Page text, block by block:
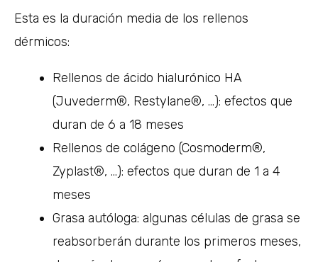
Esta es la duración media de los rellenos
dérmicos:
Rellenos de ácido hialurónico HA
(Juvederm®, Restylane®, …): efectos que
duran de 6 a 18 meses
Rellenos de colágeno (Cosmoderm®,
Zyplast®, …): efectos que duran de 1 a 4
meses
Grasa autóloga: algunas células de grasa se
reabsorberán durante los primeros meses,